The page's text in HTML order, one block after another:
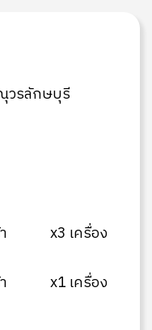
วรลักษบุรี
x3 เครื่อง
x1 เครื่อง